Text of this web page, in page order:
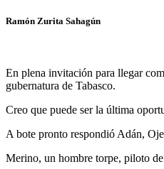
Ramón Zurita Sahagún
En plena invitación para llegar
gubernatura de Tabasco.
Creo que puede ser la última
A bote pronto respondió Adán,
Merino, un hombre torpe, piloto